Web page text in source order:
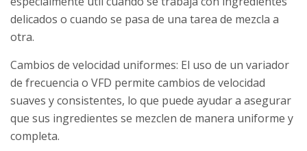
delicados o cuando se pasa de una tarea de mezcla a
otra.
Cambios de velocidad uniformes: El uso de un variador
de frecuencia o VFD permite cambios de velocidad
suaves y consistentes, lo que puede ayudar a asegurar
que sus ingredientes se mezclen de manera uniforme y
completa.